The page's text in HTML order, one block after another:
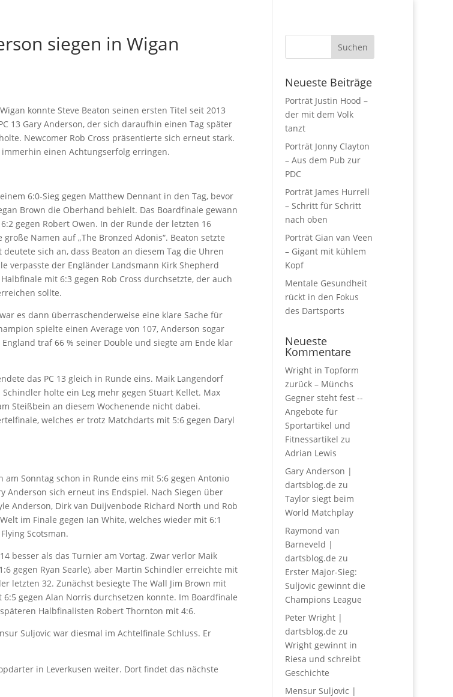
siegen in Wigan
konnte Steve Beaton seinen ersten Titel seit 2013
13 Gary Anderson, der sich daraufhin einen Tag später
Newcomer Rob Cross präsentierte sich erneut stark.
einen Achtungserfolg erringen.
6:0-Sieg gegen Matthew Dennant in den Tag, bevor
Brown die Oberhand behielt. Das Boardfinale gewann
gegen Robert Owen. In der Runde der letzten 16
Namen auf „The Bronzed Adonis“. Beaton setzte
sich an, dass Beaton an diesem Tag die Uhren
verpasste der Engländer Landsmann Kirk Shepherd
mit 6:3 gegen Rob Cross durchsetzte, der auch
sollte.
es dann überraschenderweise eine klare Sache für
spielte einen Average von 107, Anderson sogar
traf 66 % seiner Double und siegte am Ende klar
das PC 13 gleich in Runde eins. Maik Langendorf
holte ein Leg mehr gegen Stuart Kellet. Max
Steißbein an diesem Wochenende nicht dabei.
welches er trotz Matchdarts mit 5:6 gegen Daryl
am Sonntag schon in Runde eins mit 5:6 gegen Antonio
Anderson sich erneut ins Endspiel. Nach Siegen über
Anderson, Dirk van Duijvenbode Richard North und Rob
im Finale gegen Ian White, welches wieder mit 6:1
Scotsman.
besser als das Turnier am Vortag. Zwar verlor Maik
gegen Ryan Searle), aber Martin Schindler erreichte mit
letzten 32. Zunächst besiegte The Wall Jim Brown mit
gegen Alan Norris durchsetzen konnte. Im Boardfinale
Halbfinalisten Robert Thornton mit 4:6.
Suljovic war diesmal im Achtelfinale Schluss. Er
in Leverkusen weiter. Dort findet das nächste
Neueste Beiträge
Porträt Justin Hood –
der mit dem Volk
tanzt
Porträt Jonny Clayton
– Aus dem Pub zur
PDC
Porträt James Hurrell
– Schritt für Schritt
nach oben
Porträt Gian van Veen
– Gigant mit kühlem
Kopf
Mentale Gesundheit
rückt in den Fokus
des Dartsports
Neueste
Kommentare
Wright in Topform
zurück – Münchs
Gegner steht fest --
Angebote für
Sportartikel und
Fitnessartikel zu
Adrian Lewis
Gary Anderson |
dartsblog.de zu
Taylor siegt beim
World Matchplay
Raymond van
Barneveld |
dartsblog.de zu
Erster Major-Sieg:
Suljovic gewinnt die
Champions League
Peter Wright |
dartsblog.de zu
Wright gewinnt in
Riesa und schreibt
Geschichte
Mensur Suljovic |